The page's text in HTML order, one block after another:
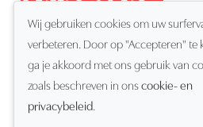
Taal:
Wij gebruiken cookies om uw
verbeteren. Door op "Accepteren" te
ga je akkoord met ons gebruik van
zoals beschreven in ons cookie- en
privacybeleid.